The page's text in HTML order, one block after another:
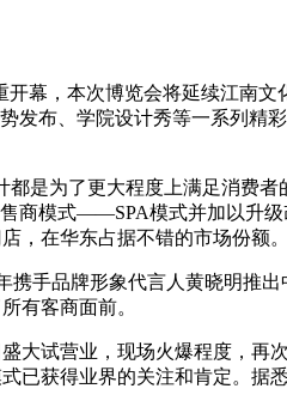
开幕，本次博览会将延续江南
发布、学院设计秀等一系列精
是为了更大程度上满足消费
商模式——SPA模式并加以升
，在华东占据不错的市场份额。
手品牌形象代言人黄晓明推出
有客商面前。
试营业，现场火爆程度，再
获得业界的关注和肯定。据